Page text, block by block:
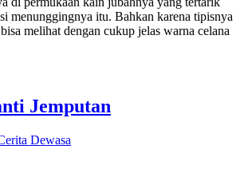
menunggingnya itu. Bahkan karena tipisnya
melihat dengan cukup jelas warna celana
Jemputan
Dewasa